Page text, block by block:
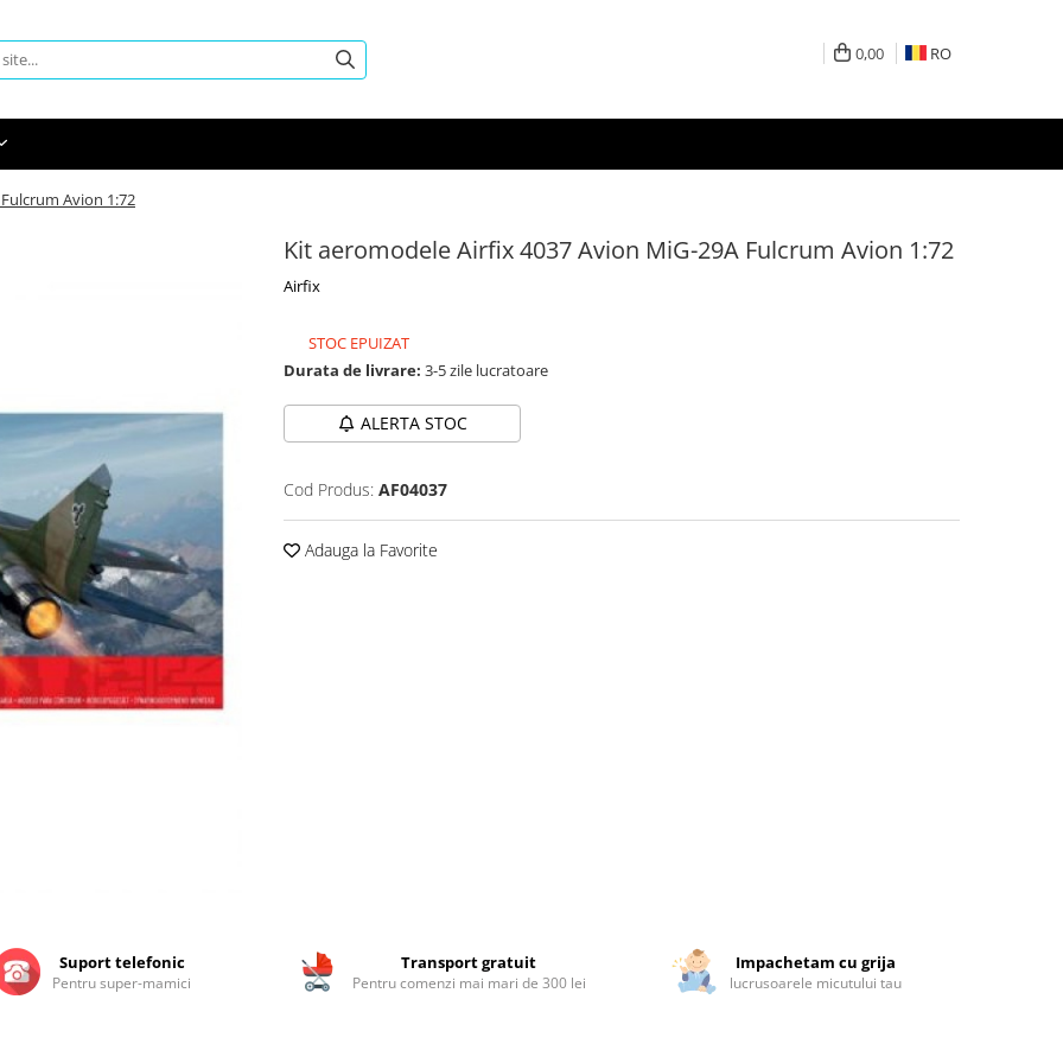
0,00 RO
Avion 1:72
Kit aeromodele Airfix 4037 Avion MiG-29A Fulcrum Avion 1:72
Airfix
STOC EPUIZAT
Durata de livrare: 3-5 zile lucratoare
ALERTA STOC
Cod Produs: AF04037
Adauga la Favorite
Suport telefonic
Pentru super-mamici
Transport gratuit
Pentru comenzi mai mari de 300 lei
Impachetam cu grija
lucrusoarele micutului tau